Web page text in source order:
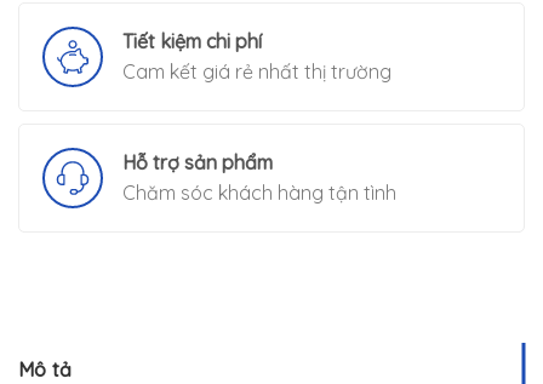
Tiết kiệm chi phí
Cam kết giá rẻ nhất thị trường
Hỗ trợ sản phẩm
Chăm sóc khách hàng tận tình
Mô tả